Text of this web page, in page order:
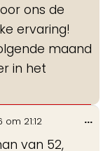
ons de
ervaring!
maand
in het
om 21:12
van 52,
...